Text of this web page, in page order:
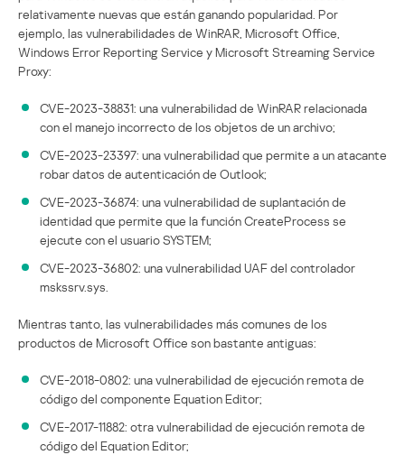
relativamente nuevas que están ganando popularidad. Por
ejemplo, las vulnerabilidades de WinRAR, Microsoft Office,
Windows Error Reporting Service y Microsoft Streaming Service
Proxy:
CVE-2023-38831: una vulnerabilidad de WinRAR relacionada
con el manejo incorrecto de los objetos de un archivo;
CVE-2023-23397: una vulnerabilidad que permite a un atacante
robar datos de autenticación de Outlook;
CVE-2023-36874: una vulnerabilidad de suplantación de
identidad que permite que la función CreateProcess se
ejecute con el usuario SYSTEM;
CVE-2023-36802: una vulnerabilidad UAF del controlador
mskssrv.sys.
Mientras tanto, las vulnerabilidades más comunes de los
productos de Microsoft Office son bastante antiguas:
CVE-2018-0802: una vulnerabilidad de ejecución remota de
código del componente Equation Editor;
CVE-2017-11882: otra vulnerabilidad de ejecución remota de
código del Equation Editor;